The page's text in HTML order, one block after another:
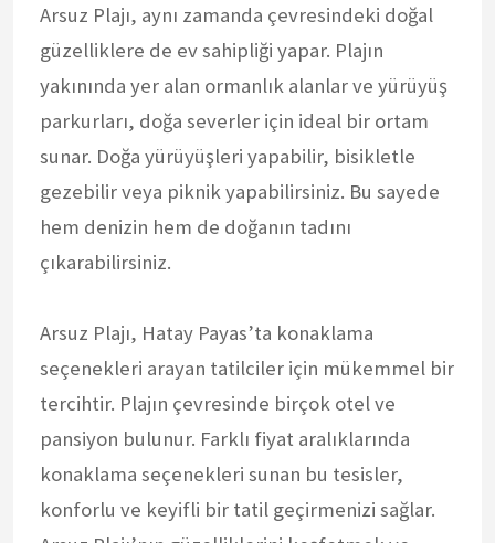
Arsuz Plajı, aynı zamanda çevresindeki doğal
güzelliklere de ev sahipliği yapar. Plajın
yakınında yer alan ormanlık alanlar ve yürüyüş
parkurları, doğa severler için ideal bir ortam
sunar. Doğa yürüyüşleri yapabilir, bisikletle
gezebilir veya piknik yapabilirsiniz. Bu sayede
hem denizin hem de doğanın tadını
çıkarabilirsiniz.
Arsuz Plajı, Hatay Payas’ta konaklama
seçenekleri arayan tatilciler için mükemmel bir
tercihtir. Plajın çevresinde birçok otel ve
pansiyon bulunur. Farklı fiyat aralıklarında
konaklama seçenekleri sunan bu tesisler,
konforlu ve keyifli bir tatil geçirmenizi sağlar.